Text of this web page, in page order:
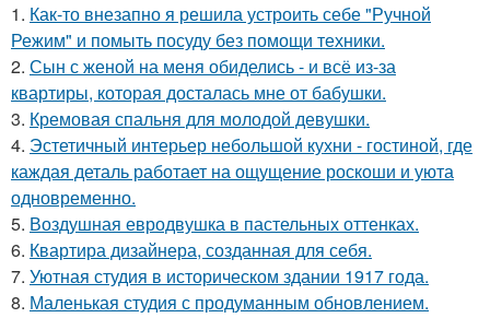
1. Как-то внезапно я решила устроить себе "Ручной
Режим" и помыть посуду без помощи техники.
2. Сын с женой на меня обиделись - и всё из-за
квартиры, которая досталась мне от бабушки.
3. Кремовая спальня для молодой девушки.
4. Эстетичный интерьер небольшой кухни - гостиной, где
каждая деталь работает на ощущение роскоши и уюта
одновременно.
5. Воздушная евродвушка в пастельных оттенках.
6. Квартира дизайнера, созданная для себя.
7. Уютная студия в историческом здании 1917 года.
8. Маленькая студия с продуманным обновлением.